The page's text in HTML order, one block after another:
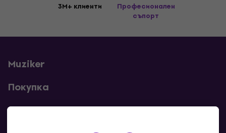
3M+ клиенти
Професионален
съпорт
Muziker
Покупка
Полезни линкове